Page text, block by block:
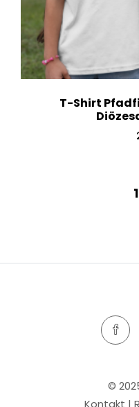
T-Shirt
1
©
Kontakt |